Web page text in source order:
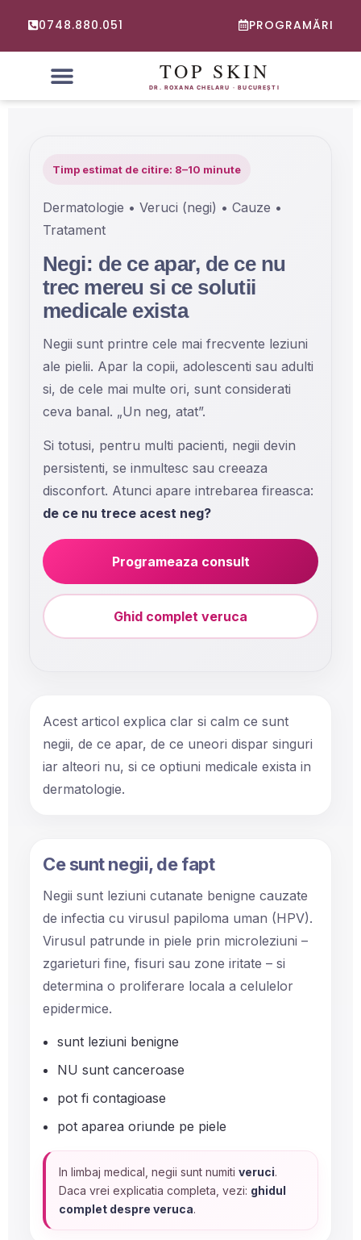
0748.880.051 PROGRAMĂRI
Timp estimat de citire: 8–10 minute
Dermatologie • Veruci (negi) • Cauze •
Tratament
Negi: de ce apar, de ce nu
trec mereu si ce solutii
medicale exista
Negii sunt printre cele mai frecvente leziuni
ale pielii. Apar la copii, adolescenti sau adulti
si, de cele mai multe ori, sunt considerati
ceva banal. „Un neg, atat”.
Si totusi, pentru multi pacienti, negii devin
persistenti, se inmultesc sau creeaza
disconfort. Atunci apare intrebarea fireasca:
de ce nu trece acest neg?
Programeaza consult
Ghid complet veruca
Acest articol explica clar si calm ce sunt
negii, de ce apar, de ce uneori dispar singuri
iar alteori nu, si ce optiuni medicale exista in
dermatologie.
Ce sunt negii, de fapt
Negii sunt leziuni cutanate benigne cauzate
de infectia cu virusul papiloma uman (HPV).
Virusul patrunde in piele prin microleziuni –
zgarieturi fine, fisuri sau zone iritate – si
determina o proliferare locala a celulelor
epidermice.
sunt leziuni benigne
NU sunt canceroase
pot fi contagioase
pot aparea oriunde pe piele
In limbaj medical, negii sunt numiti veruci.
Daca vrei explicatia completa, vezi: ghidul
complet despre veruca.